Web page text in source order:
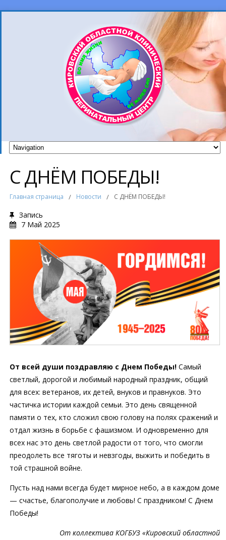
С ДНЁМ ПОБЕДЫ!
Главная страница / Новости / С ДНЁМ ПОБЕДЫ!
Запись
7 Май 2025
От всей души поздравляю с Днем Победы!Самый
светлый, дорогой и любимый народный праздник, общий
для всех: ветеранов, их детей, внуков и правнуков. Это
частичка истории каждой семьи. Это день священной
памяти о тех, кто сложил свою голову на полях сражений и
отдал жизнь в борьбе с фашизмом. И одновременно для
всех нас это день светлой радости от того, что смогли
преодолеть все тяготы и невзгоды, выжить и победить в
той страшной войне.
Пусть над нами всегда будет мирное небо, а в каждом доме
— счастье, благополучие и любовь! С праздником! С Днем
Победы!
От коллектива КОГБУЗ «Кировский областной